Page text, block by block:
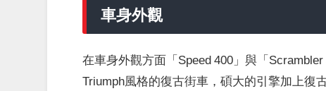
車身外觀
在車身外觀方面「Speed 400」與「
Triumph風格的復古街車，碩大的引擎加上復